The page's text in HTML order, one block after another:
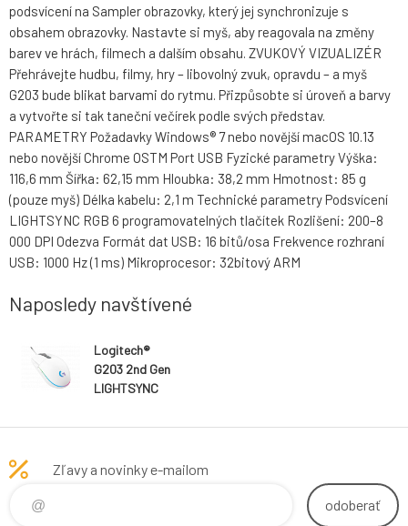
podsvícení na Sampler obrazovky, který jej synchronizuje s
obsahem obrazovky. Nastavte si myš, aby reagovala na změny
barev ve hrách, filmech a dalším obsahu. ZVUKOVÝ VIZUALIZÉR
Přehrávejte hudbu, filmy, hry – libovolný zvuk, opravdu – a myš
G203 bude blikat barvami do rytmu. Přizpůsobte si úroveň a barvy
a vytvořte si tak taneční večírek podle svých představ.
PARAMETRY Požadavky Windows® 7 nebo novější macOS 10.13
nebo novější Chrome OSTM Port USB Fyzické parametry Výška:
116,6 mm Šířka: 62,15 mm Hloubka: 38,2 mm Hmotnost: 85 g
(pouze myš) Délka kabelu: 2,1 m Technické parametry Podsvícení
LIGHTSYNC RGB 6 programovatelných tlačítek Rozlišení: 200–8
000 DPI Odezva Formát dat USB: 16 bitů/osa Frekvence rozhraní
USB: 1000 Hz (1 ms) Mikroprocesor: 32bitový ARM
Naposledy navštívené
Logitech®
G203 2nd Gen
LIGHTSYNC
WHITE - USB -
Zľavy a novinky e-mailom
odoberať